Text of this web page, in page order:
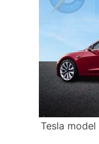
Tesla